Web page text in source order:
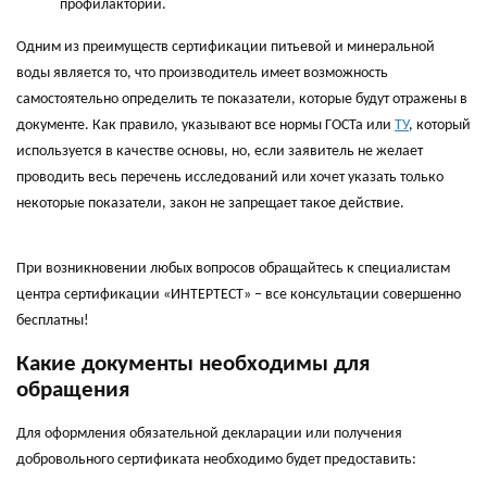
профилактории.
Одним из преимуществ сертификации питьевой и минеральной
воды является то, что производитель имеет возможность
самостоятельно определить те показатели, которые будут отражены в
документе. Как правило, указывают все нормы ГОСТа или ТУ, который
используется в качестве основы, но, если заявитель не желает
проводить весь перечень исследований или хочет указать только
некоторые показатели, закон не запрещает такое действие.
При возникновении любых вопросов обращайтесь к специалистам
центра сертификации «ИНТЕРТЕСТ» – все консультации совершенно
бесплатны!
Какие документы необходимы для
обращения
Для оформления обязательной декларации или получения
добровольного сертификата необходимо будет предоставить: